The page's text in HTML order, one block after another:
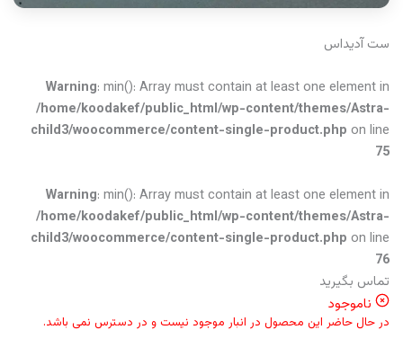
ست آدیداس
Warning: min(): Array must contain at least one element in
/home/koodakef/public_html/wp-content/themes/Astra-
child3/woocommerce/content-single-product.php on line
75
Warning: min(): Array must contain at least one element in
/home/koodakef/public_html/wp-content/themes/Astra-
child3/woocommerce/content-single-product.php on line
76
تماس بگیرید
ناموجود
در حال حاضر این محصول در انبار موجود نیست و در دسترس نمی باشد.